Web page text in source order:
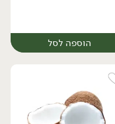
הוספה לסל